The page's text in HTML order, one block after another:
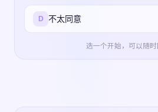
D 不太同意
选一个开始，可以随